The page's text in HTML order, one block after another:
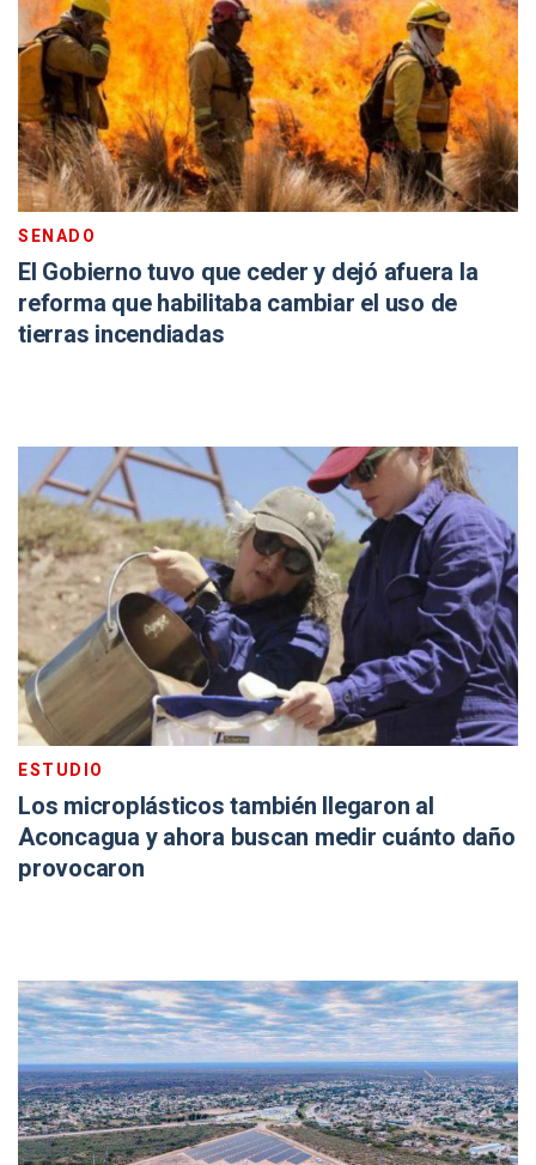
SENADO
El Gobierno tuvo que ceder y dejó afuera la
reforma que habilitaba cambiar el uso de
tierras incendiadas
ESTUDIO
Los microplásticos también llegaron al
Aconcagua y ahora buscan medir cuánto daño
provocaron